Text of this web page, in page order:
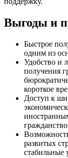
Выгоды и
Быстрое
одним из
Удобство и
получения
короткое
Доступ к
развитых
стабильные